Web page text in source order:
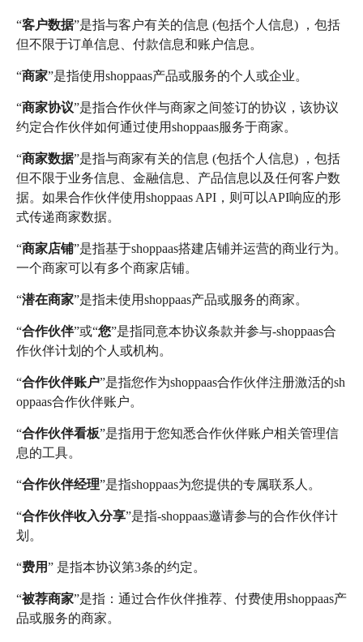
“客户数据”是指与客户有关的信息 (包括个人信息) ，包括
但不限于订单信息、付款信息和账户信息。
“商家”是指使用shoppaas产品或服务的个人或企业。
“商家协议”是指合作伙伴与商家之间签订的协议，该协议
约定合作伙伴如何通过使用shoppaas服务于商家。
“商家数据”是指与商家有关的信息 (包括个人信息) ，包括
但不限于业务信息、金融信息、产品信息以及任何客户数
据。如果合作伙伴使用shoppaas API，则可以API响应的形
式传递商家数据。
“商家店铺”是指基于shoppaas搭建店铺并运营的商业行为。
一个商家可以有多个商家店铺。
“潜在商家”是指未使用shoppaas产品或服务的商家。
“合作伙伴”或“您”是指同意本协议条款并参与-shoppaas合
作伙伴计划的个人或机构。
“合作伙伴账户”是指您作为shoppaas合作伙伴注册激活的sh
oppaas合作伙伴账户。
“合作伙伴看板”是指用于您知悉合作伙伴账户相关管理信
息的工具。
“合作伙伴经理”是指shoppaas为您提供的专属联系人。
“合作伙伴收入分享”是指-shoppaas邀请参与的合作伙伴计
划。
“费用” 是指本协议第3条的约定。
“被荐商家”是指：通过合作伙伴推荐、付费使用shoppaas产
品或服务的商家。